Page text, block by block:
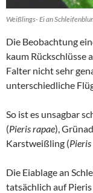
Weißlings- Ei an
Die Beobachtung
kaum Rückschlüsse
Falter nicht sehr
unterschiedliche
So ist es unsagbar
(Pieris rapae),
Karstweißling (
Die Eiablage an
tatsächlich auf